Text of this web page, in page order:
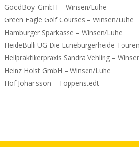
GoodBoy! GmbH – Winsen/Luhe
Green Eagle Golf Courses – Winsen/Luhe
Hamburger Sparkasse – Winsen/Luhe
HeideBulli UG Die Lüneburgerheide
Heilpraktikerpraxis Sandra Vehling –
Heinz Holst GmbH – Winsen/Luhe
Hof Johansson – Toppenstedt